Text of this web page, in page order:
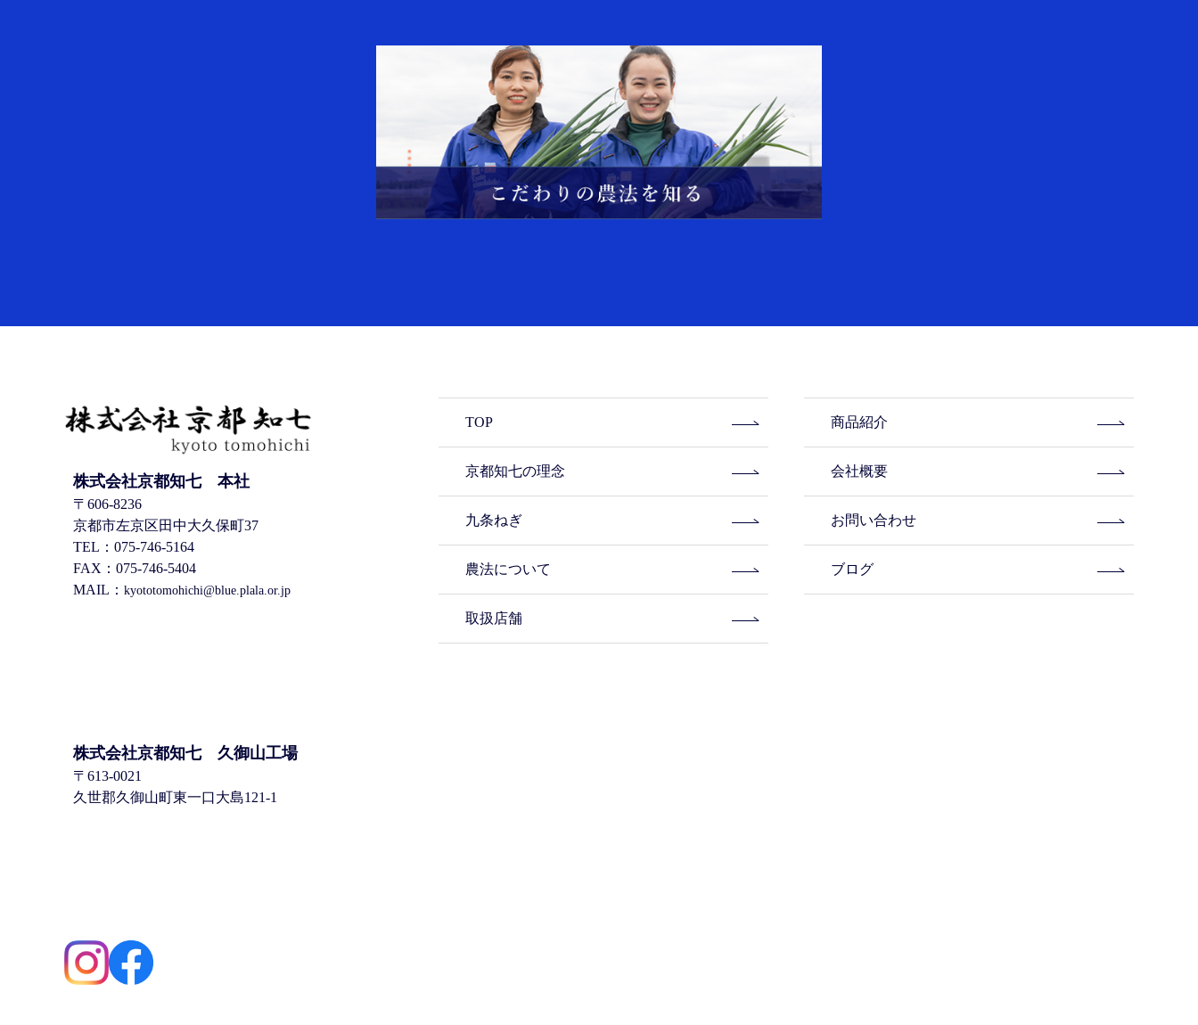
株式会社京都知七 本社
〒606-8236
京都市左京区田中大久保町37
TEL：075-746-5164
FAX：075-746-5404
MAIL： kyototomohichi@blue.plala.or.jp
株式会社京都知七 久御山工場
〒613-0021
久世郡久御山町東一口大島121-1
TOP
京都知七の理念
九条ねぎ
農法について
取扱店舗
商品紹介
会社概要
お問い合わせ
ブログ